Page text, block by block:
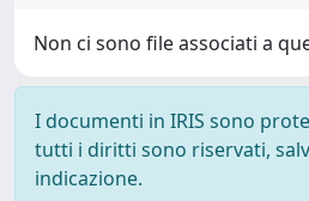
Non ci sono file associati a
I documenti in IRIS sono
tutti i diritti sono riservati,
indicazione.